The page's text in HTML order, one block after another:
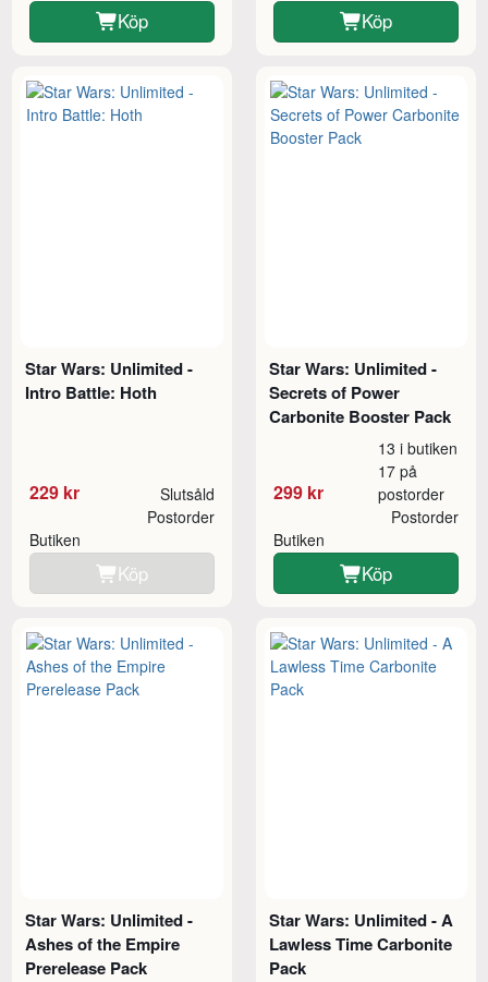
Köp Köp
Star Wars: Unlimited -
Intro Battle: Hoth
229 kr Slutsåld
Butiken
Postorder
Köp
Star Wars: Unlimited -
Secrets of Power
Carbonite Booster Pack
299 kr
13 i butiken
17 på
postorder
Butiken
Postorder
Köp
Star Wars: Unlimited -
Ashes of the Empire
Prerelease Pack
Star Wars: Unlimited - A
Lawless Time Carbonite
Pack